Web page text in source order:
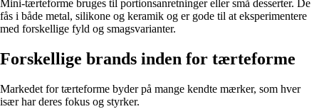
Mini-tærteforme bruges til portionsanretninger eller små desserter. De
fås i både metal, silikone og keramik og er gode til at eksperimentere
med forskellige fyld og smagsvarianter.
Forskellige brands inden for tærteforme
Markedet for tærteforme byder på mange kendte mærker, som hver
især har deres fokus og styrker.